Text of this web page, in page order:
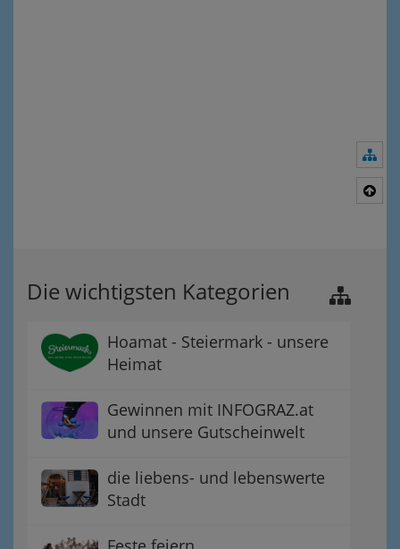
Die wichtigsten Kategorien
Hoamat - Steiermark - unsere
Heimat
Gewinnen mit INFOGRAZ.at
und unsere Gutscheinwelt
die liebens- und lebenswerte
Stadt